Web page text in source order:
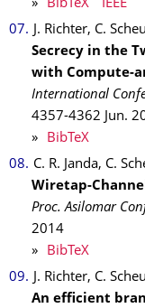
» BibTeX
IEEE
J. Richter, C.
Secrecy in the
with Compute-
International
4357-4362
Jun.
»
BibTeX
C. R. Janda, C.
Wiretap-
Proc. Asilomar
2014
»
BibTeX
J. Richter, C.
An efficient